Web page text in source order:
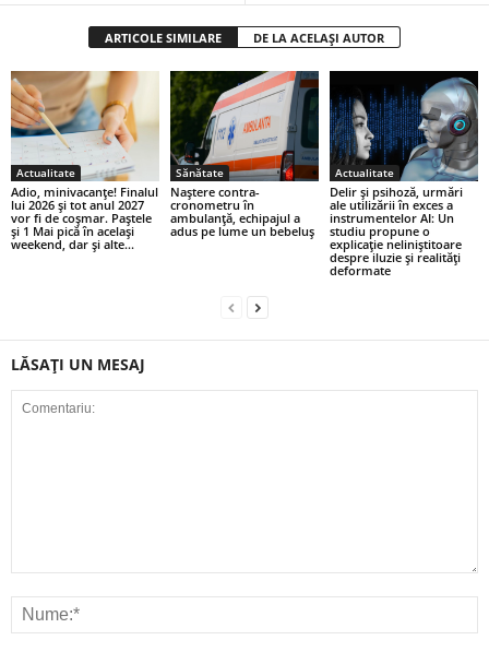
ARTICOLE SIMILARE DE LA ACELAȘI AUTOR
Actualitate
Adio, minivacanțe! Finalul
lui 2026 și tot anul 2027
vor fi de coșmar. Paștele
și 1 Mai pică în același
weekend, dar și alte...
Sănătate
Naștere contra-
cronometru în
ambulanță, echipajul a
adus pe lume un bebeluș
Actualitate
Delir și psihoză, urmări
ale utilizării în exces a
instrumentelor AI: Un
studiu propune o
explicație neliniștitoare
despre iluzie și realități
deformate
LĂSAȚI UN MESAJ